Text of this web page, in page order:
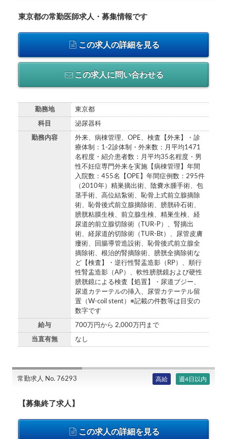
東京都の常勤医師求人・募集情報です
この求人の詳細を見る
この求人に問い合わせる
勤務地 東京都
科目 泌尿器科
勤務内容
外来、病棟管理、OPE、検査【外来】・診
療体制：1-2診体制・外来数：月平均1471
名程度・紹介患者数：月平均35名程度・男
性不妊症専門外来を実施【病棟管理】年間
入院数：455名【OPE】年間症例数：295件
（2010年）精巣摘出術、陰嚢水腫手術、包
茎手術、高位結紮術、恥骨上式前立腺摘除
術、恥骨後式前立腺摘除術、膀胱砕石術、
膀胱粘膜生検、前立腺生検、精巣生検、経
尿道的前立腺切除術（TUR-P）、腎摘出
術、経尿道的切除術（TUR-Bt）、尿管皮膚
瘻術、回腸導管造設術、恥骨後式前立腺全
摘除術、根治的腎摘除術、膀胱全摘除術な
ど【検査】・逆行性腎盂造影（RP）、順行
性腎盂造影（AP）、軟性膀胱鏡および硬性
膀胱鏡による検査【処置】・尿道ブジー、
尿道カテーテルの挿入、尿管カテーテル留
置（W-coil stent）※記載の件数等は目安の
数字です
給与 700万円から 2,000万円まで
当直有無 なし
常勤求人 No. 76293 高給 週4日以内
【募集終了求人】
この求人の詳細を見る